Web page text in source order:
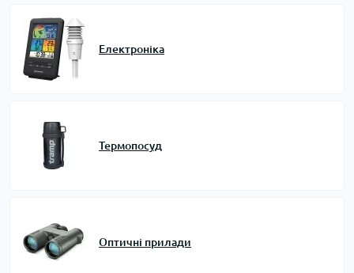
Електроніка
Термопосуд
Оптичні прилади